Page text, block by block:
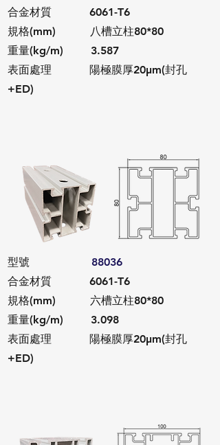
合金材質 6061-T6
規格(mm) 八槽立柱80*80
重量(kg/m) 3.587
​表面處理 陽極膜厚20μm(封孔
+ED)
​型號 88036
合金材質 6061-T6
規格(mm) 六槽立柱80*80
重量(kg/m) 3.098
​表面處理 陽極膜厚20μm(封孔
+ED)